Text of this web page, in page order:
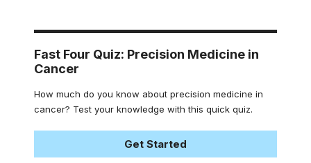
Fast Four Quiz: Precision Medicine in
Cancer
How much do you know about precision medicine in
cancer? Test your knowledge with this quick quiz.
Get Started